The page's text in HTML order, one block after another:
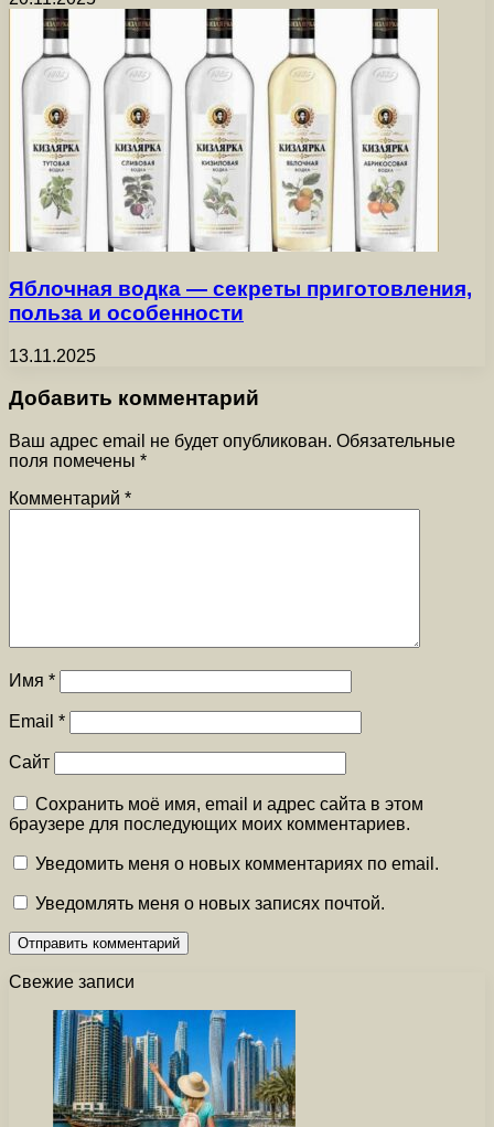
Яблочная водка — секреты приготовления,
польза и особенности
13.11.2025
Добавить комментарий
Ваш адрес email не будет опубликован. Обязательные
поля помечены *
Комментарий *
Имя *
Email *
Сайт
Сохранить моё имя, email и адрес сайта в этом
браузере для последующих моих комментариев.
Уведомить меня о новых комментариях по email.
Уведомлять меня о новых записях почтой.
Свежие записи